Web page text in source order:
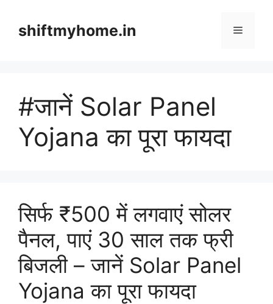
contentshiftmyhome.in Menu
#जानें Solar Panel
Yojana का पूरा फायदा
सिर्फ ₹500 में लगवाएं सोलर
पैनल, पाएं 30 साल तक फ्री
बिजली – जानें Solar Panel
Yojana का पूरा फायदा